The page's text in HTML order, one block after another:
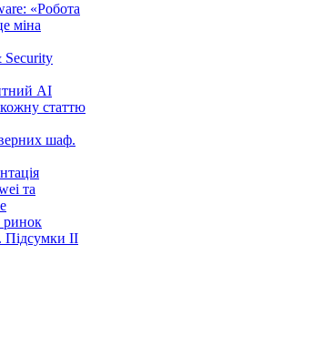
«Робота
міна
Security
AI
статтю
шаф.
та
ринок
ІІ